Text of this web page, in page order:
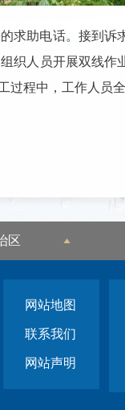
求助电话。接到
织人员开展双线
程中，工作人员
区
网站地图
联系我们
网站声明